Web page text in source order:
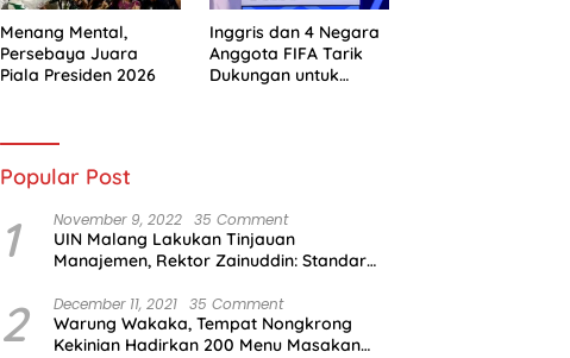
Menang Mental,
Persebaya Juara
Piala Presiden 2026
Inggris dan 4 Negara
Anggota FIFA Tarik
Dukungan untuk
Popular Post
1 November 9, 2022 35 Comment
UIN Malang Lakukan Tinjauan
Manajemen, Rektor Zainuddin: Standar
2 December 11, 2021 35 Comment
Warung Wakaka, Tempat Nongkrong
Kekinian Hadirkan 200 Menu Masakan